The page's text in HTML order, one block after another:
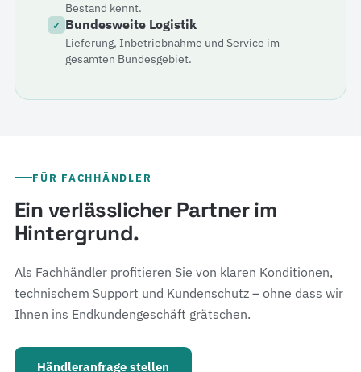
Bestand kennt.
✓ Bundesweite Logistik
Lieferung, Inbetriebnahme und Service im
gesamten Bundesgebiet.
FÜR FACHHÄNDLER
Ein verlässlicher Partner im
Hintergrund.
Als Fachhändler profitieren Sie von klaren Konditionen,
technischem Support und Kundenschutz – ohne dass wir
Ihnen ins Endkundengeschäft grätschen.
Händleranfrage stellen